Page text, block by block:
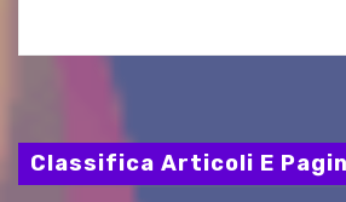
Classifica Articoli E